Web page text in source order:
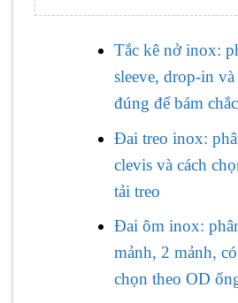
Tắc kê nở inox:
sleeve, drop-in
đúng để bám
Đai treo inox:
clevis và cách
tải treo
Đai ôm inox:
mảnh, 2 mảnh,
chọn theo OD